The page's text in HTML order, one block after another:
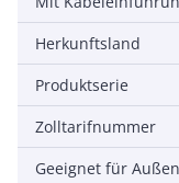
Herkunftsland
Produktserie
Zolltarifnummer